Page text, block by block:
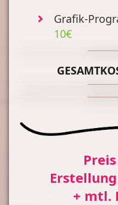
Grafik-
10€
+ mtl.